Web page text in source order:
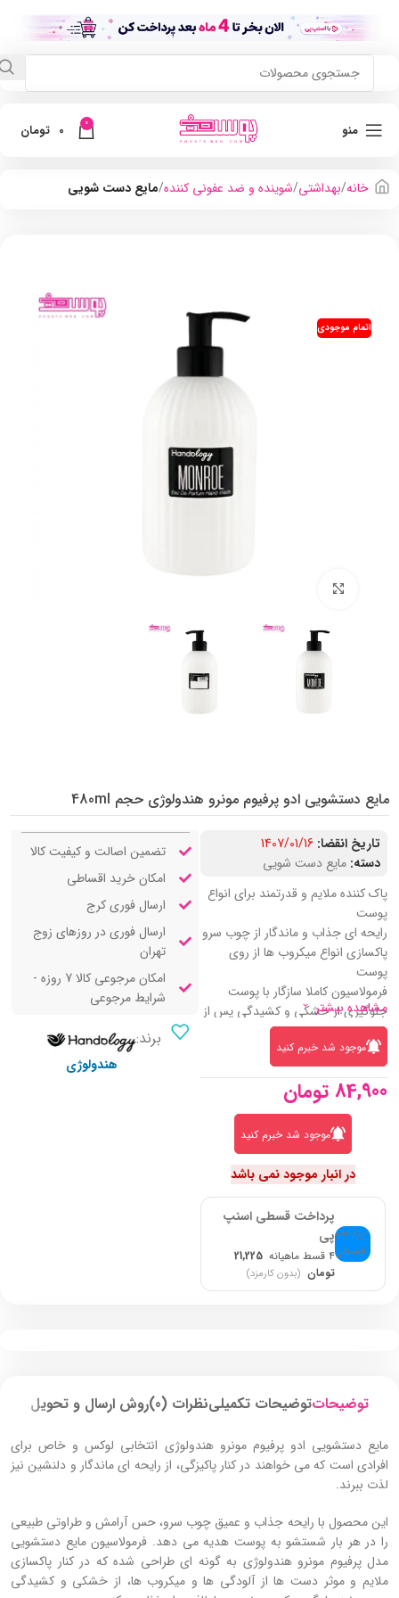
منو 0
0 تومان
خانه بهداشتی شوینده و ضد عفونی کننده مایع دست شویی
اتمام موجودی
مایع دستشویی ادو پرفیوم مونرو هندولوژی حجم 480ml
تاریخ انقضا: 1407/01/16
دسته: مایع دست شویی
پاک کننده ملایم و قدرتمند برای انواع
پوست
رایحه ای جذاب و ماندگار از چوب سرو
پاکسازی انواع میکروب ها از روی
پوست
فرمولاسیون کاملا سازگار با پوست
جلوگیری از خشکی و کشیدگی پس از
شستشو
مرطوب‌ کننده طبیعی پوست دست
شاداب کننده و لطافت بخش
محافظ و تقویت‌ کننده پوست دست
نرم‌ کننده و آبرسان عمیق
بسته‌ بندی پمپی کاربردی و بهداشتی
مناسب برای استفاده روزانه و مداوم
خوشبو کننده و معطر کننده پوست
بدون پارابن و تست حیوانی
مشاهده بیشتر
موجود شد خبرم کنید
84,900 تومان
موجود شد خبرم کنید
در انبار موجود نمی باشد
پرداخت قسطی اسنپ
پی
۴ قسط ماهیانه
21,225
تومان (بدون کارمزد)
تضمین اصالت و کیفیت کالا
امکان خرید اقساطی
ارسال فوری کرج
ارسال فوری در روزهای زوج
تهران
امکان مرجوعی کالا 7 روزه -
شرایط مرجوعی
برند:
هندولوژی
توضیحاتتوضیحات تکمیلینظرات (0) روش ارسال و تحویل
مایع دستشویی ادو پرفیوم مونرو هندولوژی انتخابی لوکس و خاص برای
افرادی است که می‌ خواهند در کنار پاکیزگی، از رایحه‌ ای ماندگار و دلنشین نیز
لذت ببرند.
این محصول با رایحه جذاب و عمیق چوب سرو، حس آرامش و طراوتی طبیعی
را در هر بار شستشو به پوست هدیه می‌ دهد. فرمولاسیون مایع دستشویی
مدل پرفیوم مونرو هندولوژی به‌ گونه‌ ای طراحی شده که در کنار پاکسازی
ملایم و موثر دست‌ ها از آلودگی‌ ها و میکروب‌ ها، از خشکی و کشیدگی